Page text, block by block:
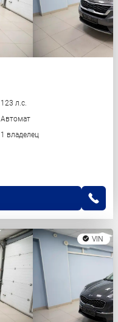
123 л.с.
Автомат
1 владелец
VIN